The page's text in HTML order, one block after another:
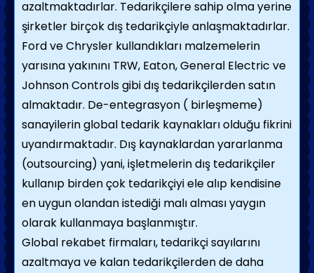
azaltmaktadırlar. Tedarikçilere sahip olma yerine
şirketler birçok dış tedarikçiyle anlaşmaktadırlar.
Ford ve Chrysler kullandıkları malzemelerin
yarısına yakınını TRW, Eaton, General Electric ve
Johnson Controls gibi dış tedarikçilerden satın
almaktadır. De-entegrasyon ( birleşmeme)
sanayilerin global tedarik kaynakları olduğu fikrini
uyandırmaktadır. Dış kaynaklardan yararlanma
(outsourcing) yani, işletmelerin dış tedarikçiler
kullanıp birden çok tedarikçiyi ele alıp kendisine
en uygun olandan istediği malı alması yaygın
olarak kullanmaya başlanmıştır.
Global rekabet firmaları, tedarikçi sayılarını
azaltmaya ve kalan tedarikçilerden de daha